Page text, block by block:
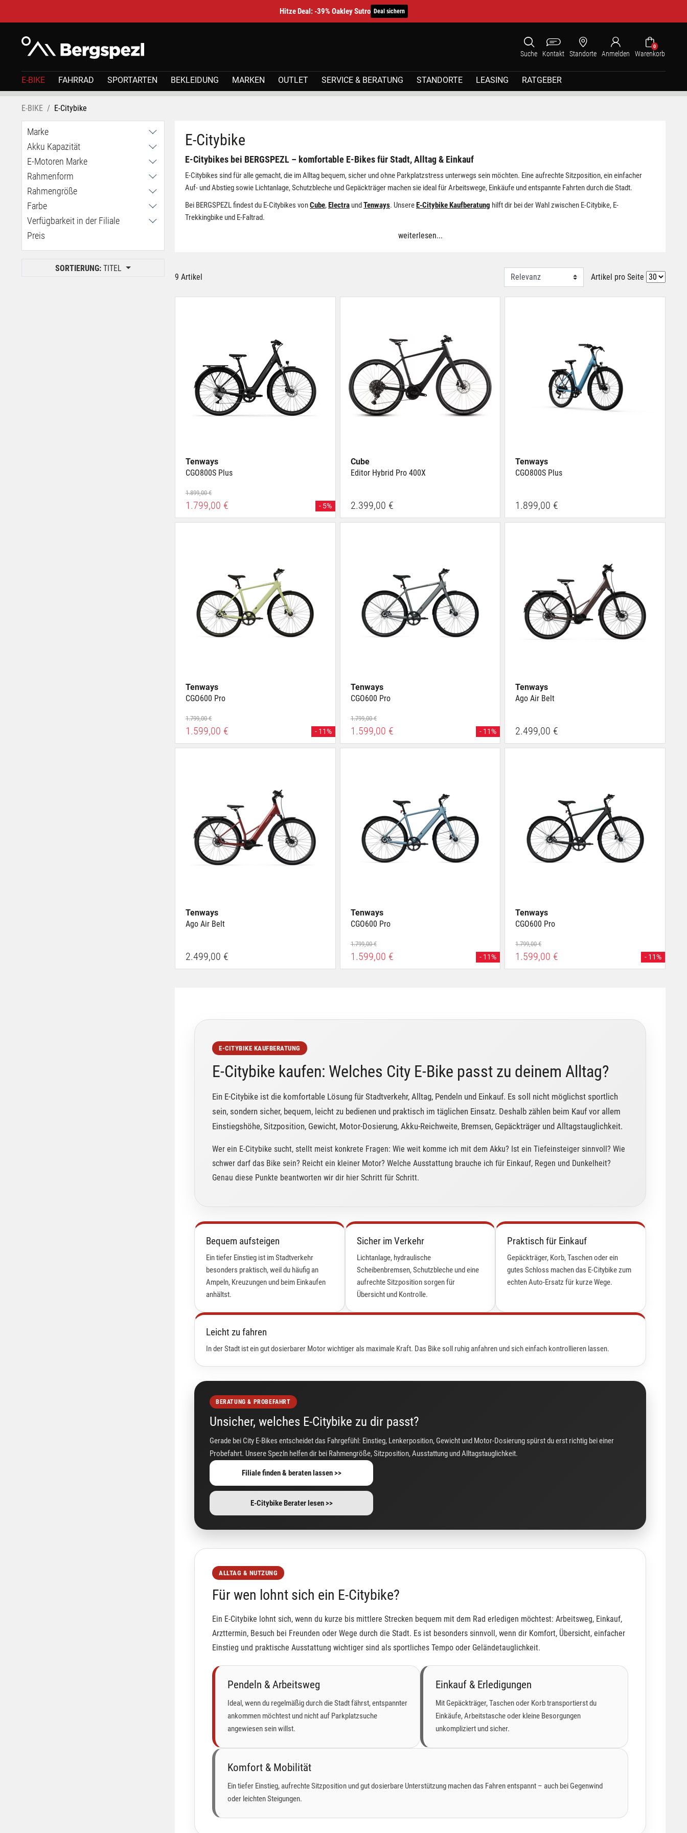
Hitze Deal: -39% Oakley Sutro Deal sichern
Suche Kontakt Standorte Anmelden
0
Warenkorb
E-BIKE FAHRRAD SPORTARTEN BEKLEIDUNG MARKEN OUTLET SERVICE & BERATUNG STANDORTE LEASING RATGEBER
E-BIKE E-Citybike
Marke
Cube
Tenways
Akku Kapazität
360Wh
400Wh
475Wh
504Wh
561,6Wh
E-Motoren Marke
Bosch
Mivice
Tenways
Rahmenform
Easy Entry / tiefer Einstieg
Unisex / hoher Einstieg
Rahmengröße
L
M
one size
Farbe
Verfügbarkeit in der Filiale
Haid
Klagenfurt
Salzburg Stadt
Preis
SORTIERUNG: TITEL
E-Citybike
E-Citybikes bei BERGSPEZL – komfortable E-Bikes für Stadt, Alltag & Einkauf
E-Citybikes sind für alle gemacht, die im Alltag bequem, sicher und ohne Parkplatzstress unterwegs sein möchten. Eine aufrechte Sitzposition, ein einfacher
Auf- und Abstieg sowie Lichtanlage, Schutzbleche und Gepäckträger machen sie ideal für Arbeitswege, Einkäufe und entspannte Fahrten durch die Stadt.
Bei BERGSPEZL findest du E-Citybikes vonCube,Electra undTenways. UnsereE-Citybike Kaufberatung hilft dir bei der Wahl zwischen E-Citybike, E-
Trekkingbike und E-Faltrad.
weiterlesen...
9 Artikel Artikel pro Seite
Tenways
CGO800S Plus
1.899,00 €
1.799,00 € - 5%
Cube
Editor Hybrid Pro 400X
2.399,00 €
Tenways
CGO800S Plus
1.899,00 €
Tenways
CGO600 Pro
1.799,00 €
1.599,00 € - 11%
Tenways
CGO600 Pro
1.799,00 €
1.599,00 € - 11%
Tenways
Ago Air Belt
2.499,00 €
Tenways
Ago Air Belt
2.499,00 €
Tenways
CGO600 Pro
1.799,00 €
1.599,00 € - 11%
Tenways
CGO600 Pro
1.799,00 €
1.599,00 € - 11%
E-CITYBIKE KAUFBERATUNG
E-Citybike kaufen: Welches City E-Bike passt zu deinem Alltag?
Ein E-Citybike ist die komfortable Lösung für Stadtverkehr, Alltag, Pendeln und Einkauf. Es soll nicht möglichst sportlich
sein, sondern sicher, bequem, leicht zu bedienen und praktisch im täglichen Einsatz. Deshalb zählen beim Kauf vor allem
Einstiegshöhe, Sitzposition, Gewicht, Motor-Dosierung, Akku-Reichweite, Bremsen, Gepäckträger und Alltagstauglichkeit.
Wer ein E-Citybike sucht, stellt meist konkrete Fragen: Wie weit komme ich mit dem Akku? Ist ein Tiefeinsteiger sinnvoll? Wie
schwer darf das Bike sein? Reicht ein kleiner Motor? Welche Ausstattung brauche ich für Einkauf, Regen und Dunkelheit?
Genau diese Punkte beantworten wir dir hier Schritt für Schritt.
Bequem aufsteigen
Ein tiefer Einstieg ist im Stadtverkehr
besonders praktisch, weil du häufig an
Ampeln, Kreuzungen und beim Einkaufen
anhältst.
Sicher im Verkehr
Lichtanlage, hydraulische
Scheibenbremsen, Schutzbleche und eine
aufrechte Sitzposition sorgen für
Übersicht und Kontrolle.
Praktisch für Einkauf
Gepäckträger, Korb, Taschen oder ein
gutes Schloss machen das E-Citybike zum
echten Auto-Ersatz für kurze Wege.
Leicht zu fahren
In der Stadt ist ein gut dosierbarer Motor wichtiger als maximale Kraft. Das Bike soll ruhig anfahren und sich einfach kontrollieren lassen.
BERATUNG & PROBEFAHRT
Unsicher, welches E-Citybike zu dir passt?
Gerade bei City E-Bikes entscheidet das Fahrgefühl: Einstieg, Lenkerposition, Gewicht und Motor-Dosierung spürst du erst richtig bei einer
Probefahrt. Unsere Spezln helfen dir bei Rahmengröße, Sitzposition, Ausstattung und Alltagstauglichkeit.
Filiale finden & beraten lassen >>
E-Citybike Berater lesen >>
ALLTAG & NUTZUNG
Für wen lohnt sich ein E-Citybike?
Ein E-Citybike lohnt sich, wenn du kurze bis mittlere Strecken bequem mit dem Rad erledigen möchtest: Arbeitsweg, Einkauf,
Arzttermin, Besuch bei Freunden oder Wege durch die Stadt. Es ist besonders sinnvoll, wenn dir Komfort, Übersicht, einfacher
Einstieg und praktische Ausstattung wichtiger sind als sportliches Tempo oder Geländetauglichkeit.
Pendeln & Arbeitsweg
Ideal, wenn du regelmäßig durch die Stadt fährst, entspannter
ankommen möchtest und nicht auf Parkplatzsuche
angewiesen sein willst.
Einkauf & Erledigungen
Mit Gepäckträger, Taschen oder Korb transportierst du
Einkäufe, Arbeitstasche oder kleine Besorgungen
unkompliziert und sicher.
Komfort & Mobilität
Ein tiefer Einstieg, aufrechte Sitzposition und gut dosierbare Unterstützung machen das Fahren entspannt – auch bei Gegenwind
oder leichten Steigungen.